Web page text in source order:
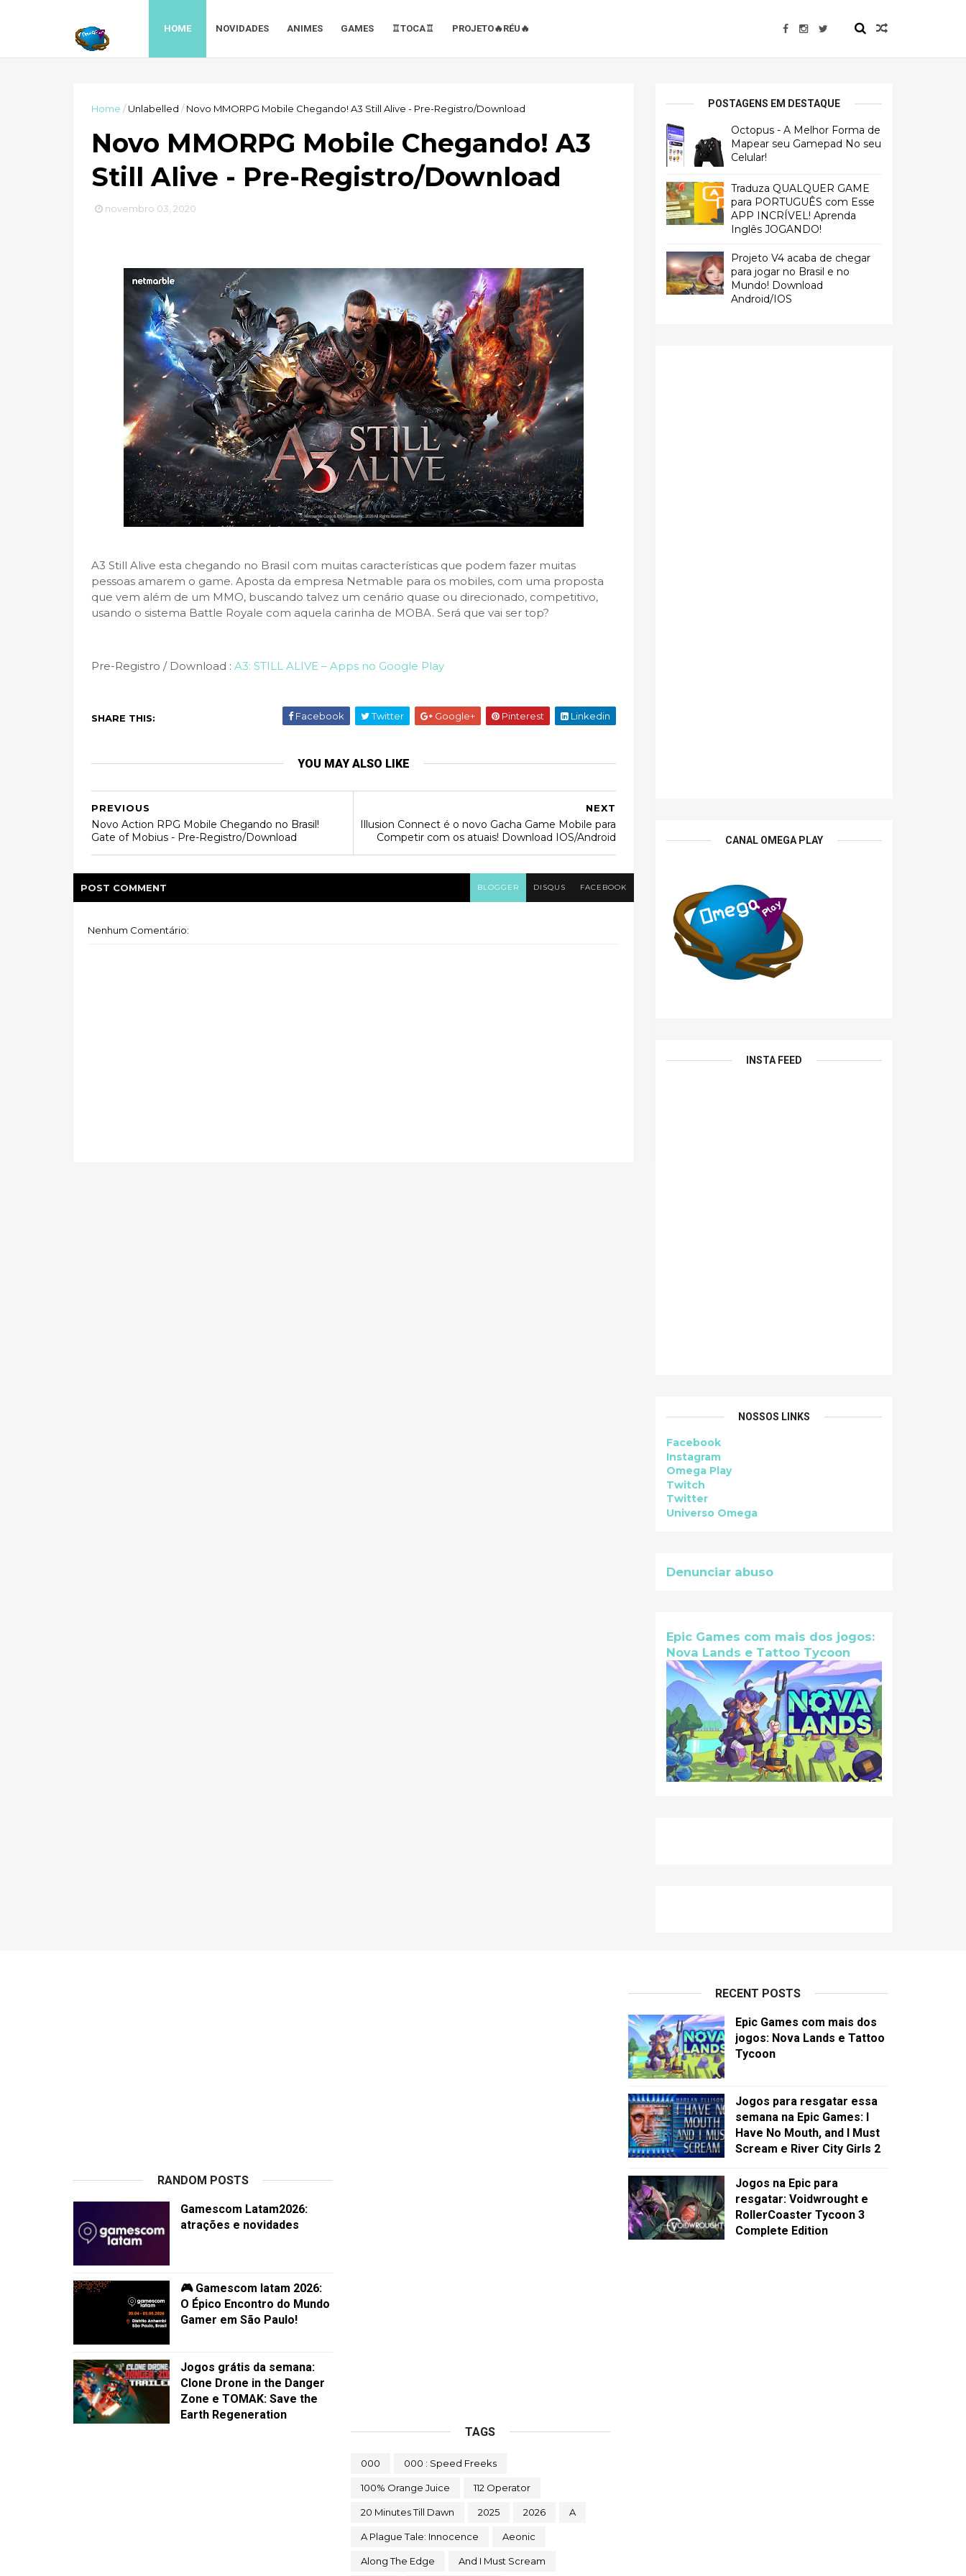
HOME NOVIDADES ANIMES GAMES ♖TOCA♖ PROJETO🔥RÉU🔥
Home /Unlabelled / Novo MMORPG Mobile Chegando! A3 Still Alive - Pre-Registro/Download
Novo MMORPG Mobile Chegando! A3
Still Alive - Pre-Registro/Download
novembro 03, 2020
A3 Still Alive esta chegando no Brasil com muitas características que podem fazer muitas
pessoas amarem o game. Aposta da empresa Netmable para os mobiles, com uma proposta
que vem além de um MMO, buscando talvez um cenário quase ou direcionado, competitivo,
usando o sistema Battle Royale com aquela carinha de MOBA. Será que vai ser top?
Pre-Registro / Download : A3: STILL ALIVE – Apps no Google Play
SHARE THIS: Facebook Twitter Google+ Pinterest Linkedin
YOU MAY ALSO LIKE
NEXT
Illusion Connect é o novo Gacha Game Mobile para
Competir com os atuais! Download IOS/Android
PREVIOUS
Novo Action RPG Mobile Chegando no Brasil!
Gate of Mobius - Pre-Registro/Download
POST COMMENT BLOGGER DISQUS FACEBOOK
Nenhum Comentário:
POSTAGENS EM DESTAQUE
Octopus - A Melhor Forma de
Mapear seu Gamepad No seu
Celular!
Traduza QUALQUER GAME
para PORTUGUÊS com Esse
APP INCRÍVEL! Aprenda
Inglês JOGANDO!
Projeto V4 acaba de chegar
para jogar no Brasil e no
Mundo! Download
Android/IOS
CANAL OMEGA PLAY
INSTA FEED
NOSSOS LINKS
Facebook
Instagram
Omega Play
Twitch
Twitter
Universo Omega
Denunciar abuso
Epic Games com mais dos jogos:
Nova Lands e Tattoo Tycoon
RANDOM POSTS
Gamescom Latam2026:
atrações e novidades
🎮 Gamescom latam 2026:
O Épico Encontro do Mundo
Gamer em São Paulo!
Jogos grátis da semana:
Clone Drone in the Danger
Zone e TOMAK: Save the
Earth Regeneration
TAGS
000 000 : Speed Freeks
100% Orange Juice 112 Operator
20 Minutes Till Dawn 2025 2026 A
A Plague Tale: Innocence Aeonic
Along The Edge And I Must Scream
RECENT POSTS
Epic Games com mais dos
jogos: Nova Lands e Tattoo
Tycoon
Jogos para resgatar essa
semana na Epic Games: I
Have No Mouth, and I Must
Scream e River City Girls 2
Jogos na Epic para
resgatar: Voidwrought e
RollerCoaster Tycoon 3
Complete Edition